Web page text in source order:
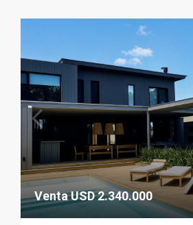
Venta USD 2.340.000